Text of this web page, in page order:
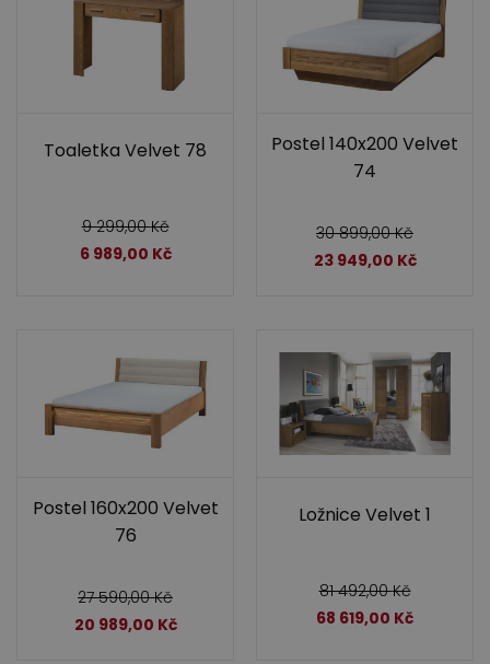
Toaletka Velvet 78
9 299,00Kč
6 989,00 Kč
Postel 140x200 Velvet
74
30 899,00Kč
23 949,00 Kč
Postel 160x200 Velvet
76
27 590,00Kč
20 989,00 Kč
Ložnice Velvet 1
81 492,00Kč
68 619,00 Kč